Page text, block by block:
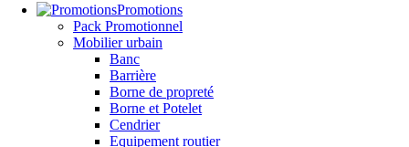
Promotions
Pack Promotionnel
Mobilier urbain
Banc
Barrière
Borne de propreté
Borne et Potelet
Cendrier
Equipement routier